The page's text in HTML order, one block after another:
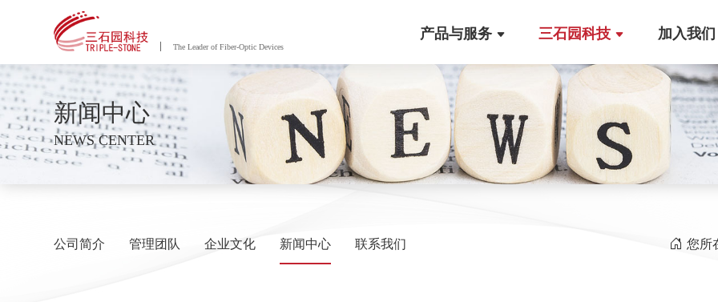
The Leader of Fiber-Optic Devices
产品与服务 三石园科技 加入我们
新闻中心
NEWS CENTER
公司简介 管理团队 企业文化 新闻中心 联系我们 您所